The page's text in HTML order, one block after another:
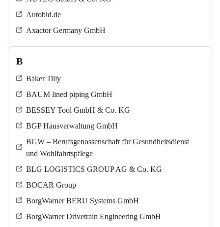
Autobid.de
Axactor Germany GmbH
B
Baker Tilly
BAUM lined piping GmbH
BESSEY Tool GmbH & Co. KG
BGP Hausverwaltung GmbH
BGW – Berufsgenossenschaft für Gesundheitsdienst
und Wohlfahrtspflege
BLG LOGISTICS GROUP AG & Co. KG
BOCAR Group
BorgWarner BERU Systems GmbH
BorgWarner Drivetrain Engineering GmbH